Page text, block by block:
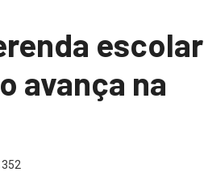
escolar
avança na
352